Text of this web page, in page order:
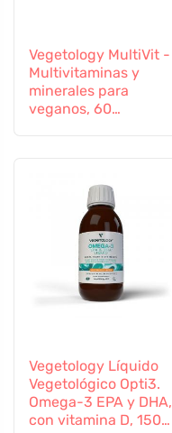
Vegetology MultiVit -
Multivitaminas y
minerales para
veganos, 60
Vegetology Líquido
Vegetológico Opti3.
Omega-3 EPA y DHA,
con vitamina D, 150